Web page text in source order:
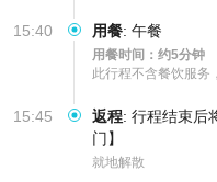
15:40 用餐: 午餐
用餐时间：约5分钟
此行程不含餐饮服务
15:45 返程: 行程结束后
门】
就地解散